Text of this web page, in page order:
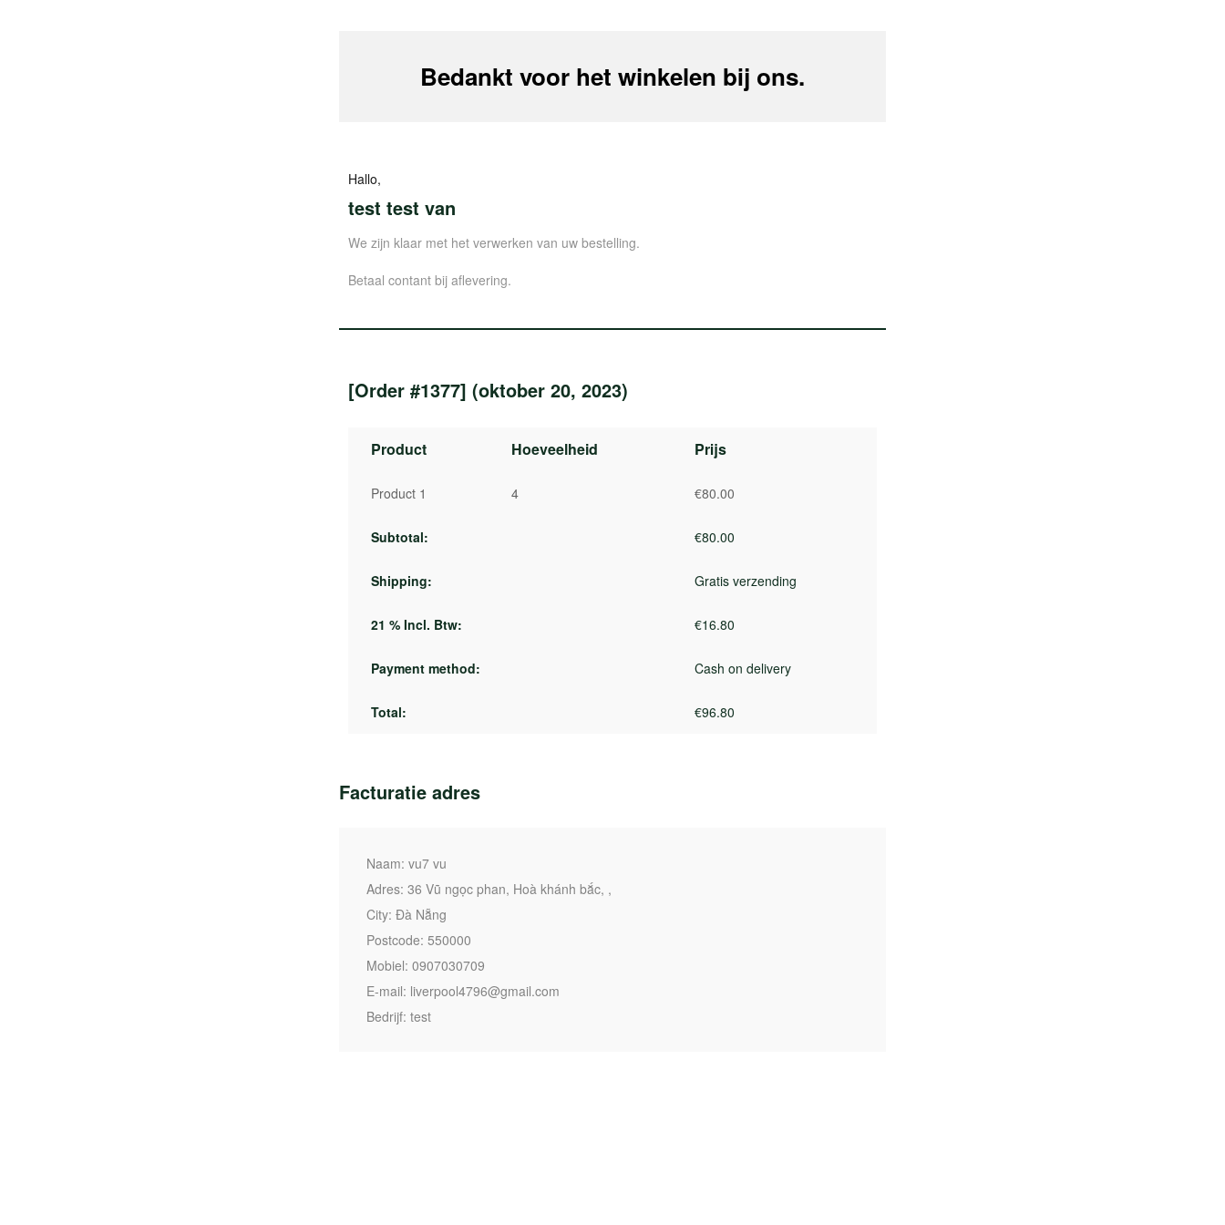
Bedankt voor het winkelen bij ons.
Hallo,
test test van
We zijn klaar met het verwerken van uw bestelling.
Betaal contant bij aflevering.
[Order #1377] (oktober 20, 2023)
Product Hoeveelheid Prijs
Product 1 4 €80.00
Subtotal: €80.00
Shipping: Gratis verzending
21 % Incl. Btw: €16.80
Payment method: Cash on delivery
Total: €96.80
Facturatie adres
Naam: vu7 vu
Adres: 36 Vũ ngọc phan, Hoà khánh bắc, ,
City: Đà Nẵng
Postcode: 550000
Mobiel: 0907030709
E-mail: liverpool4796@gmail.com
Bedrijf: test